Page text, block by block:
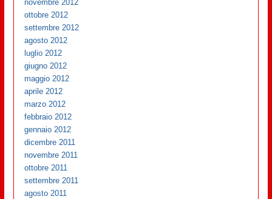
novembre 2012
ottobre 2012
settembre 2012
agosto 2012
luglio 2012
giugno 2012
maggio 2012
aprile 2012
marzo 2012
febbraio 2012
gennaio 2012
dicembre 2011
novembre 2011
ottobre 2011
settembre 2011
agosto 2011